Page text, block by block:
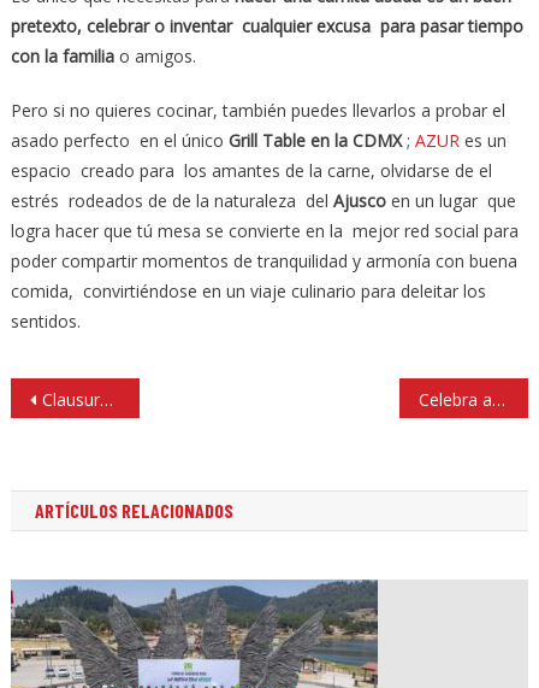
pretexto, celebrar o inventar cualquier excusa para pasar tiempo
con la familiao amigos.
Pero si no quieres cocinar, también puedes llevarlos a probar el
asado perfecto en el único Grill Table en la CDMX; AZUR es un
espacio creado para los amantes de la carne, olvidarse de el
estrés rodeados de de la naturaleza del Ajuscoen un lugar que
logra hacer que tú mesa se convierte en la mejor red social para
poder compartir momentos de tranquilidad y armonía con buena
comida, convirtiéndose en un viaje culinario para deleitar los
sentidos.
Navegación
de
Clausuran con éxito Festival Internacional da Vinci Celebra a papá con estilo; ¿cómo elegir el regalo perfecto?
ARTÍCULOS RELACIONADOS